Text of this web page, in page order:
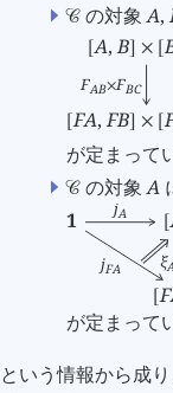
󰒚 の対象A,
[A, B × [
[FA, FB × [
FAB×FBC
が定まって
󰒚 の対象A
1
[
[F
jA
jFA ξA
が定まって
という情報から成